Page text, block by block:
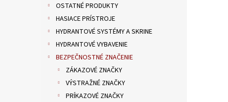
OSTATNÉ PRODUKTY
HASIACE PRÍSTROJE
HYDRANTOVÉ SYSTÉMY A SKRINE
HYDRANTOVÉ VYBAVENIE
BEZPEČNOSTNÉ ZNAČENIE
ZÁKAZOVÉ ZNAČKY
VÝSTRAŽNÉ ZNAČKY
PRÍKAZOVÉ ZNAČKY